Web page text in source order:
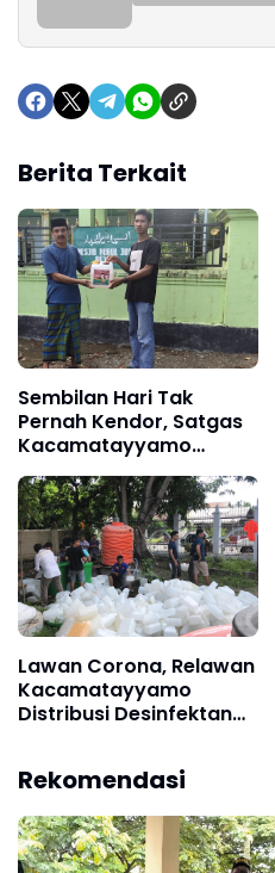
Berita Terkait
Sembilan Hari Tak
Pernah Kendor, Satgas
Kacamatayyamo
Lindugi Warga Dari
Covid-19
Lawan Corona, Relawan
Kacamatayyamo
Distribusi Desinfektan
Rekomendasi